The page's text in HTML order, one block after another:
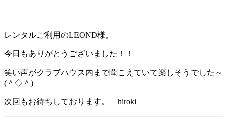
レンタルご利用のLEOND様。
今日もありがとうございました！！
笑い声がクラブハウス内まで聞こえていて楽しそうでした～
(＾◇＾)
次回もお待ちしております。 hiroki